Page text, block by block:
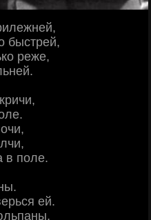
быстрей,
реже,
в поле.
ей.